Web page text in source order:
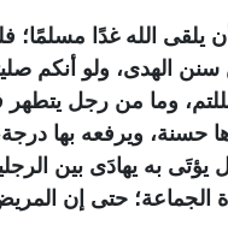
الله غدًا مسلمًا؛
الهدى، ولو أنكم
وما من رجل
حسنة، ويرفعه بها
يؤتَى به يهادَى بين
حتى إن